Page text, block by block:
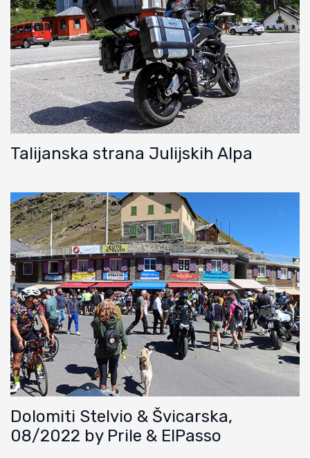
Talijanska strana Julijskih Alpa
Dolomiti Stelvio & Švicarska,
08/2022 by Prile & ElPasso